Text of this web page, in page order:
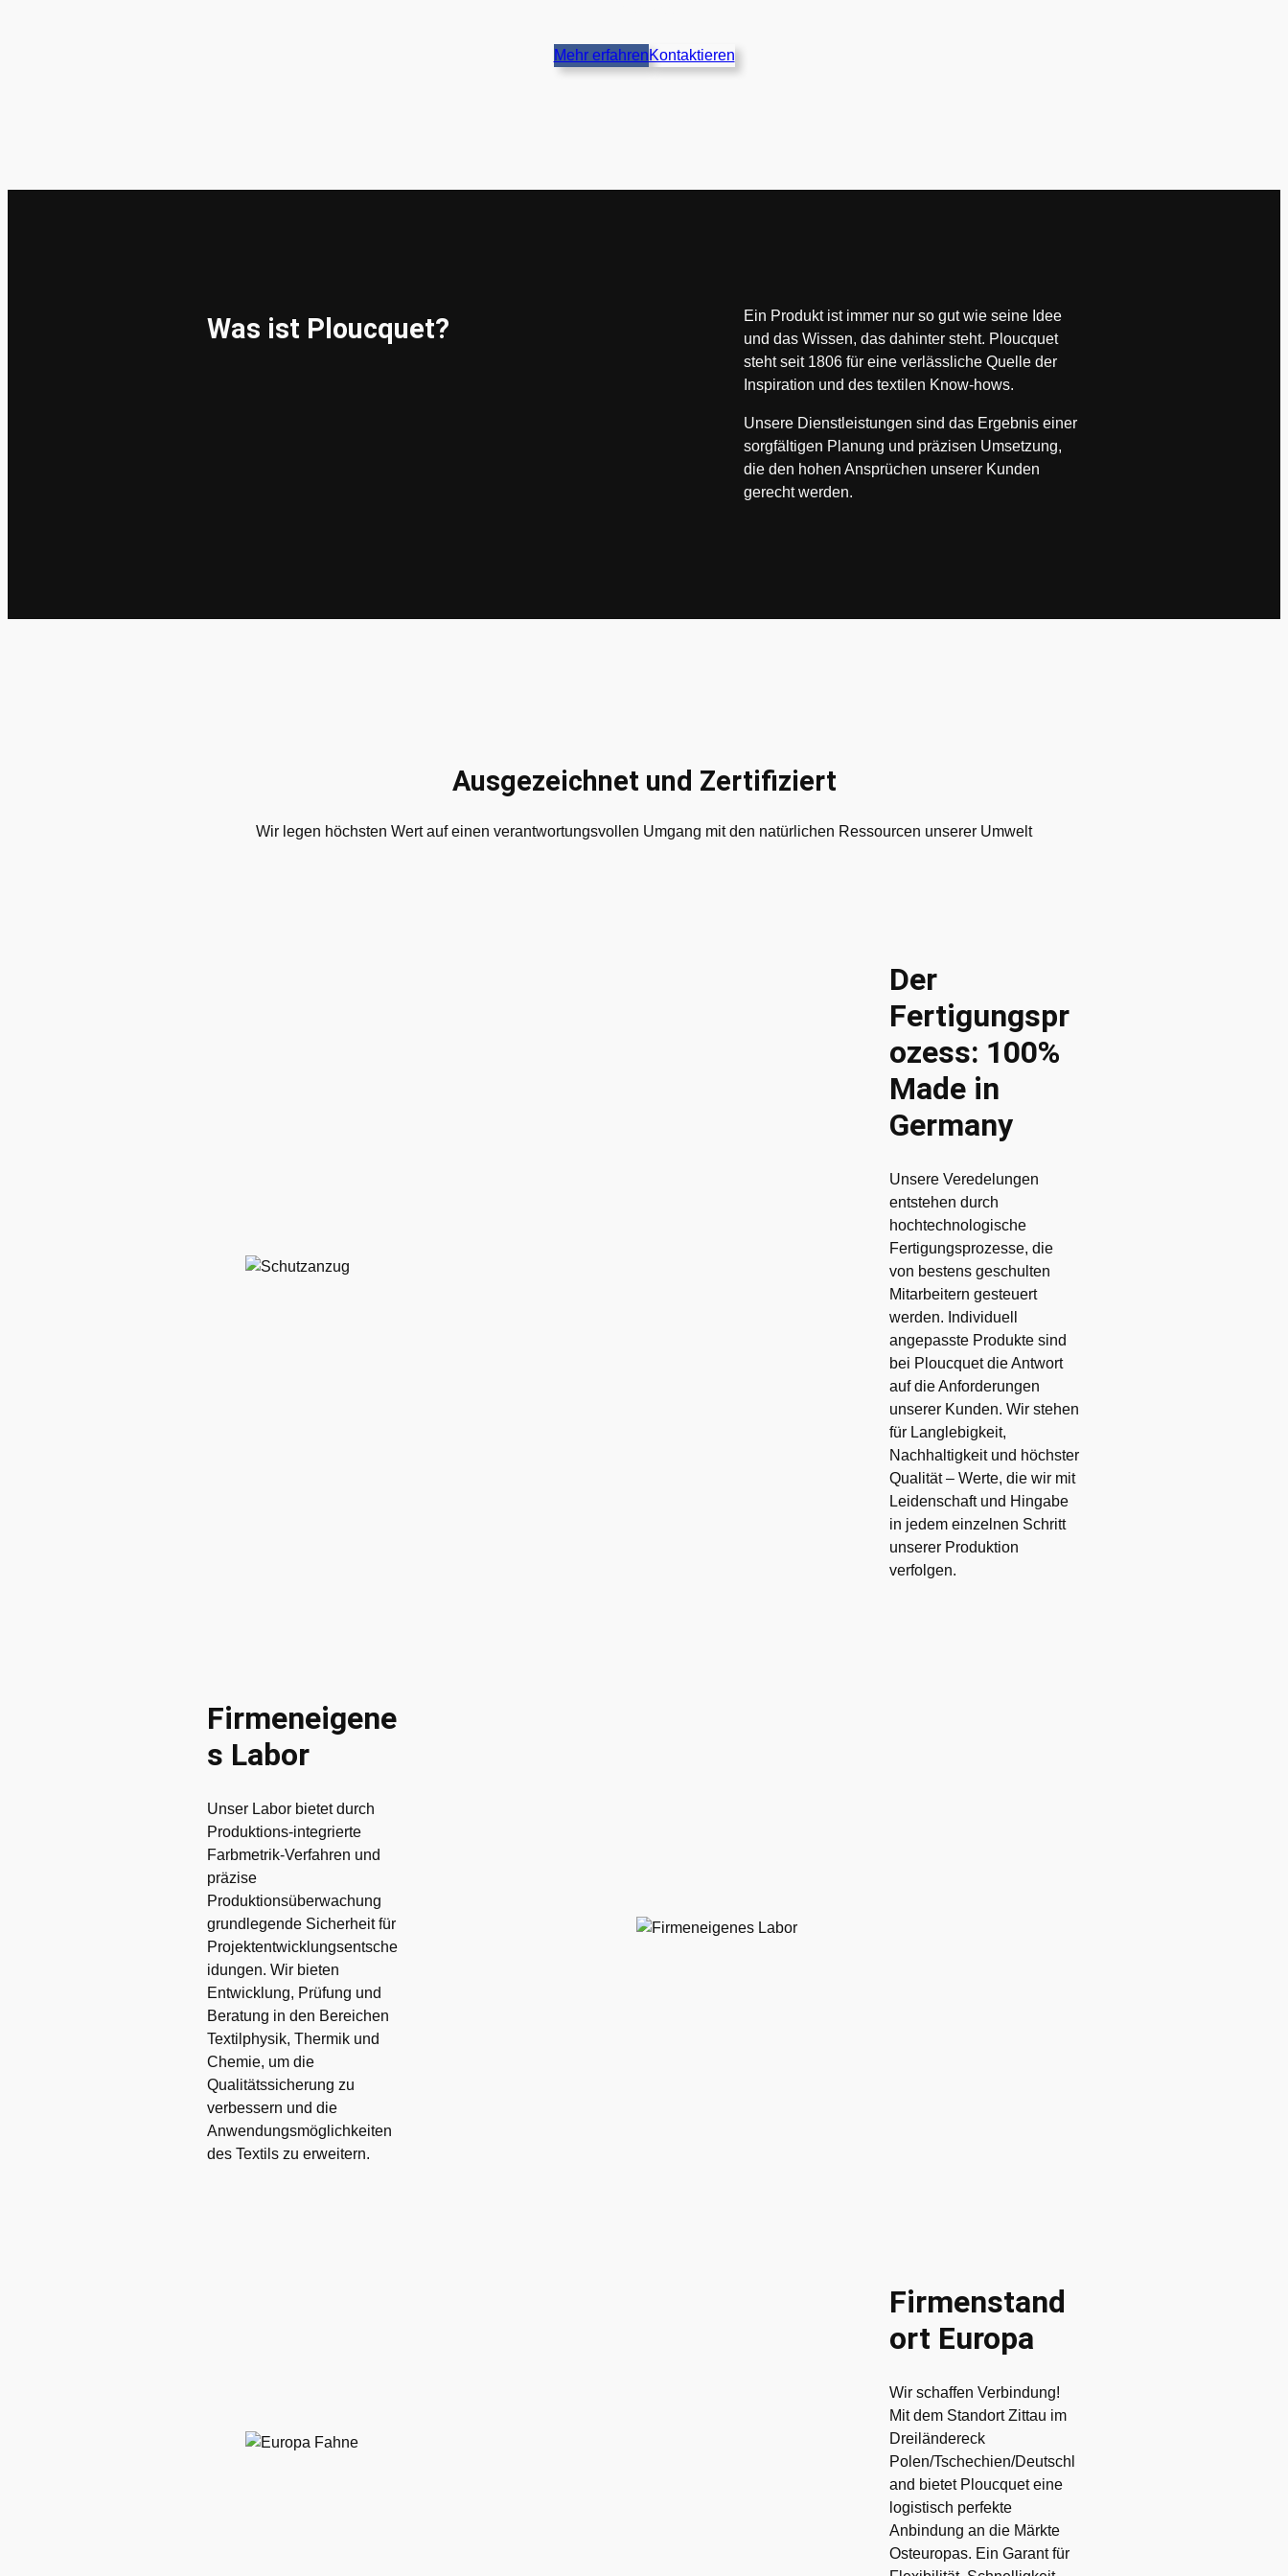
Mehr erfahrenKontaktieren
Was ist Ploucquet?
Ein Produkt ist immer nur so gut wie seine Idee
und das Wissen, das dahinter steht. Ploucquet
steht seit 1806 für eine verlässliche Quelle der
Inspiration und des textilen Know-hows.
Unsere Dienstleistungen sind das Ergebnis einer
sorgfältigen Planung und präzisen Umsetzung,
die den hohen Ansprüchen unserer Kunden
gerecht werden.
Ausgezeichnet und Zertifiziert
Wir legen höchsten Wert auf einen verantwortungsvollen Umgang mit den natürlichen Ressourcen unserer Umwelt
Der
Fertigungspr
ozess: 100%
Made in
Germany
Unsere Veredelungen
entstehen durch
hochtechnologische
Fertigungsprozesse, die
von bestens geschulten
Mitarbeitern gesteuert
werden. Individuell
angepasste Produkte sind
bei Ploucquet die Antwort
auf die Anforderungen
unserer Kunden. Wir stehen
für Langlebigkeit,
Nachhaltigkeit und höchster
Qualität – Werte, die wir mit
Leidenschaft und Hingabe
in jedem einzelnen Schritt
unserer Produktion
verfolgen.
Firmeneigene
s Labor
Unser Labor bietet durch
Produktions-integrierte
Farbmetrik-Verfahren und
präzise
Produktionsüberwachung
grundlegende Sicherheit für
Projektentwicklungsentsche
idungen. Wir bieten
Entwicklung, Prüfung und
Beratung in den Bereichen
Textilphysik, Thermik und
Chemie, um die
Qualitätssicherung zu
verbessern und die
Anwendungsmöglichkeiten
des Textils zu erweitern.
Firmenstand
ort Europa
Wir schaffen Verbindung!
Mit dem Standort Zittau im
Dreiländereck
Polen/Tschechien/Deutschl
and bietet Ploucquet eine
logistisch perfekte
Anbindung an die Märkte
Osteuropas. Ein Garant für